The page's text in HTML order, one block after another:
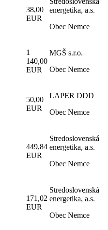
38,00
EUR
energetika, a.s.
Obec Nemce
1
140,00
EUR
MGŠ s.r.o.
Obec Nemce
50,00
EUR
LAPER DDD
Obec Nemce
449,84
EUR
Stredoslovenská
energetika, a.s.
Obec Nemce
171,02
EUR
Stredoslovenská
energetika, a.s.
Obec Nemce